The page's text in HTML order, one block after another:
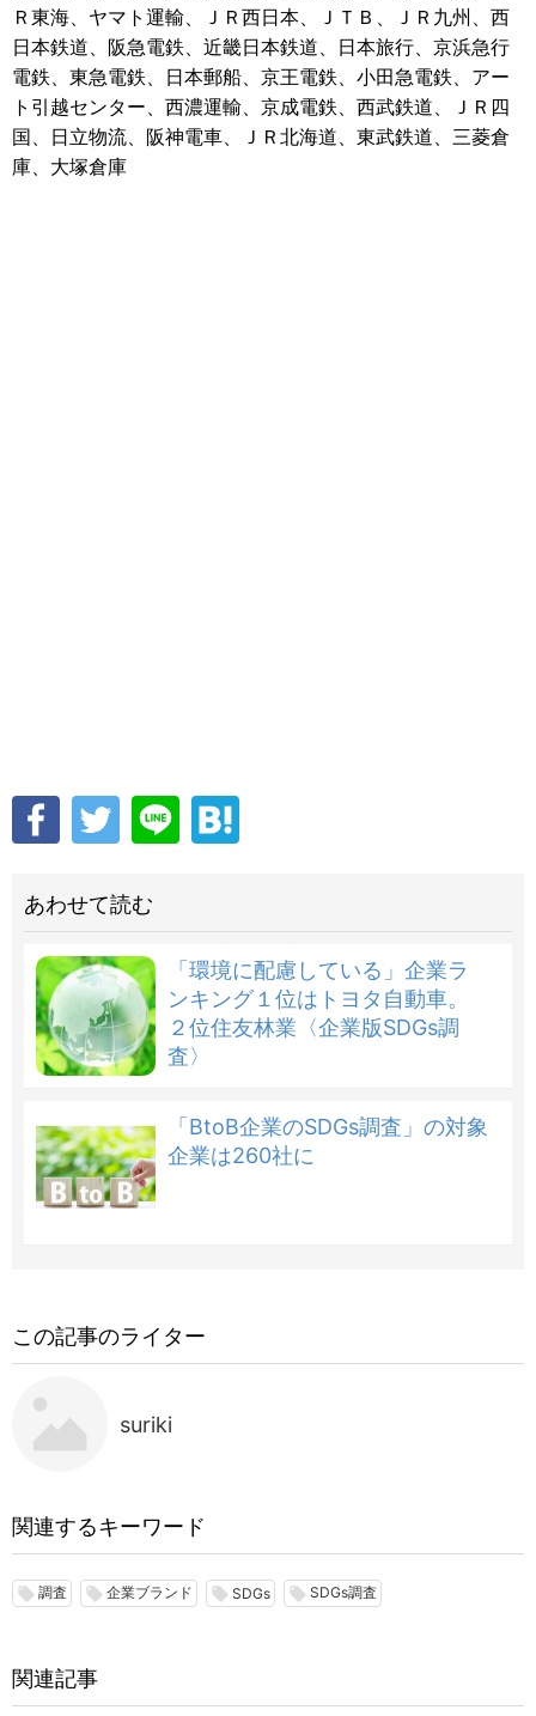
Ｒ東海、ヤマト運輸、ＪＲ西日本、ＪＴＢ、ＪＲ九州、西
日本鉄道、阪急電鉄、近畿日本鉄道、日本旅行、京浜急行
電鉄、東急電鉄、日本郵船、京王電鉄、小田急電鉄、アー
ト引越センター、西濃運輸、京成電鉄、西武鉄道、ＪＲ四
国、日立物流、阪神電車、ＪＲ北海道、東武鉄道、三菱倉
庫、大塚倉庫
あわせて読む
「環境に配慮している」企業ラ
ンキング１位はトヨタ自動車。
２位住友林業〈企業版SDGs調
査〉
「BtoB企業のSDGs調査」の対象
企業は260社に
この記事のライター
suriki
関連するキーワード
local_offer 調査 local_offer 企業ブランド local_offer SDGs local_offer SDGs調査
関連記事